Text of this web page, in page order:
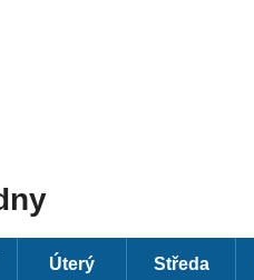
Úterý Středa